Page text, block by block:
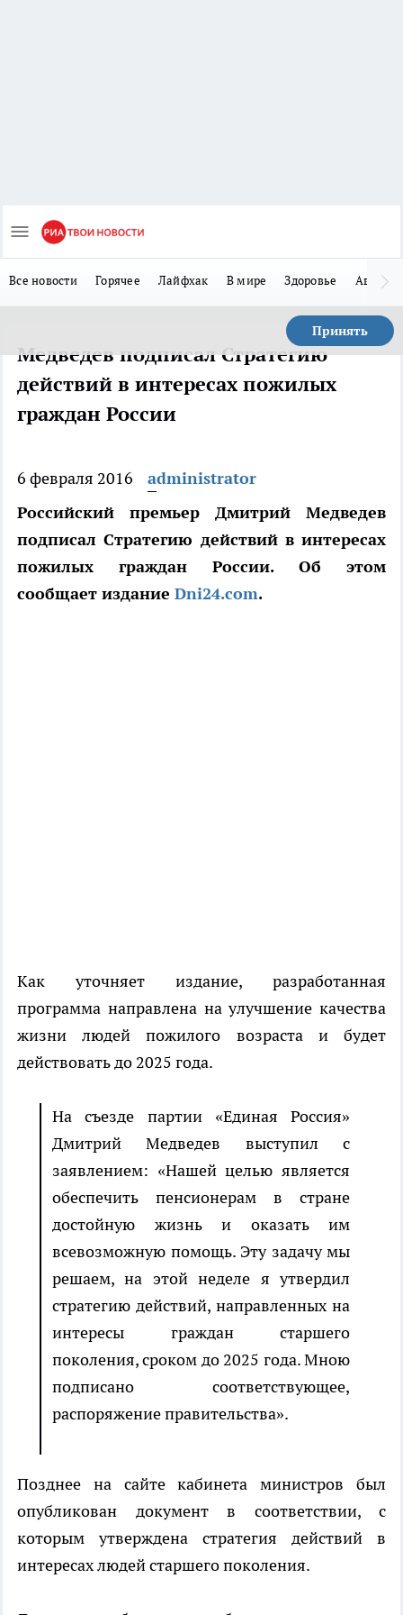
Все новости Горячее Лайфхак В мире Здоровье Авто
Принять
Медведев подписал Стратегию
действий в интересах пожилых
граждан России
6 февраля 2016
administrator
Российский премьер Дмитрий Медведев
подписал Стратегию действий в интересах
пожилых граждан России. Об этом
сообщает издание Dni24.com.
Как уточняет издание, разработанная
программа направлена на улучшение качества
жизни людей пожилого возраста и будет
действовать до 2025 года.
На съезде партии «Единая Россия»
Дмитрий Медведев выступил с
заявлением: «Нашей целью является
обеспечить пенсионерам в стране
достойную жизнь и оказать им
всевозможную помощь. Эту задачу мы
решаем, на этой неделе я утвердил
стратегию действий, направленных на
интересы граждан старшего
поколения, сроком до 2025 года. Мною
подписано соответствующее,
распоряжение правительства».
Позднее на сайте кабинета министров был
опубликован документ в соответствии, с
которым утверждена стратегия действий в
интересах людей старшего поколения.